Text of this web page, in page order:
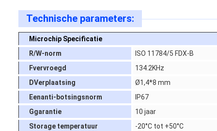
Technische parameters:
M icrochip Specificatie
R/W-norm
ISO 11784/5 FDX-B
Fvervroegd
134.2KHz
DVerplaatsing
Ø1,4*8 mm
Eenanti-botsingsnorm
IP67
Ggarantie
10 jaar
Storage temperatuur
-20°C tot +50°C